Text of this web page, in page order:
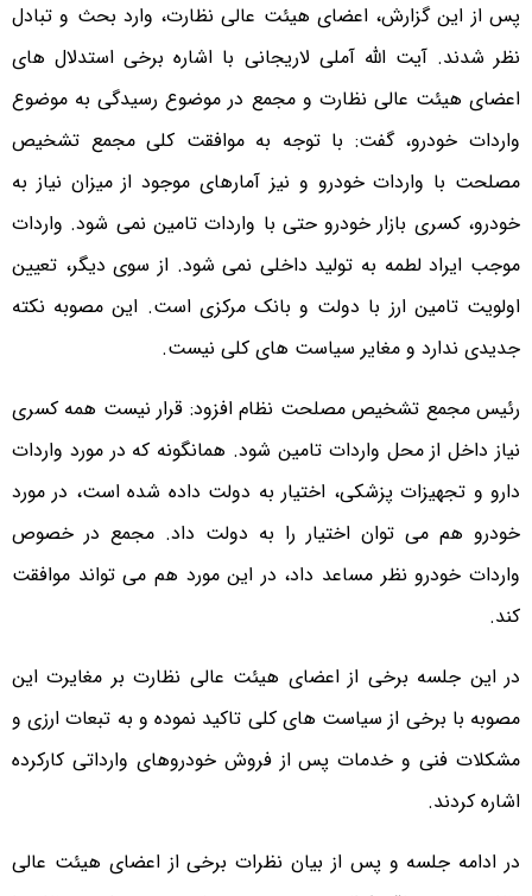
پس از این گزارش، اعضای هیئت عالی نظارت، وارد بحث و تبادل
نظر شدند. آیت الله آملی لاریجانی با اشاره برخی استدلال های
اعضای هیئت عالی نظارت و مجمع در موضوع رسیدگی به موضوع
واردات خودرو، گفت: با توجه به موافقت کلی مجمع تشخیص
مصلحت با واردات خودرو و نیز آمارهای موجود از میزان نیاز به
خودرو، کسری بازار خودرو حتی با واردات تامین نمی شود. واردات
موجب ایراد لطمه به تولید داخلی نمی شود. از سوی دیگر، تعیین
اولویت تامین ارز با دولت و بانک مرکزی است. این مصوبه نکته
جدیدی ندارد و مغایر سیاست های کلی نیست.
رئیس مجمع تشخیص مصلحت نظام افزود: قرار نیست همه کسری
نیاز داخل از محل واردات تامین شود. همانگونه که در مورد واردات
دارو و تجهیزات پزشکی، اختیار به دولت داده شده است، در مورد
خودرو هم می توان اختیار را به دولت داد. مجمع در خصوص
واردات خودرو نظر مساعد داد، در این مورد هم می تواند موافقت
کند.
در این جلسه برخی از اعضای هیئت عالی نظارت بر مغایرت این
مصوبه با برخی از سیاست های کلی تاکید نموده و به تبعات ارزی و
مشکلات فنی و خدمات پس از فروش خودروهای وارداتی کارکرده
اشاره کردند.
در ادامه جلسه و پس از بیان نظرات برخی از اعضای هیئت عالی